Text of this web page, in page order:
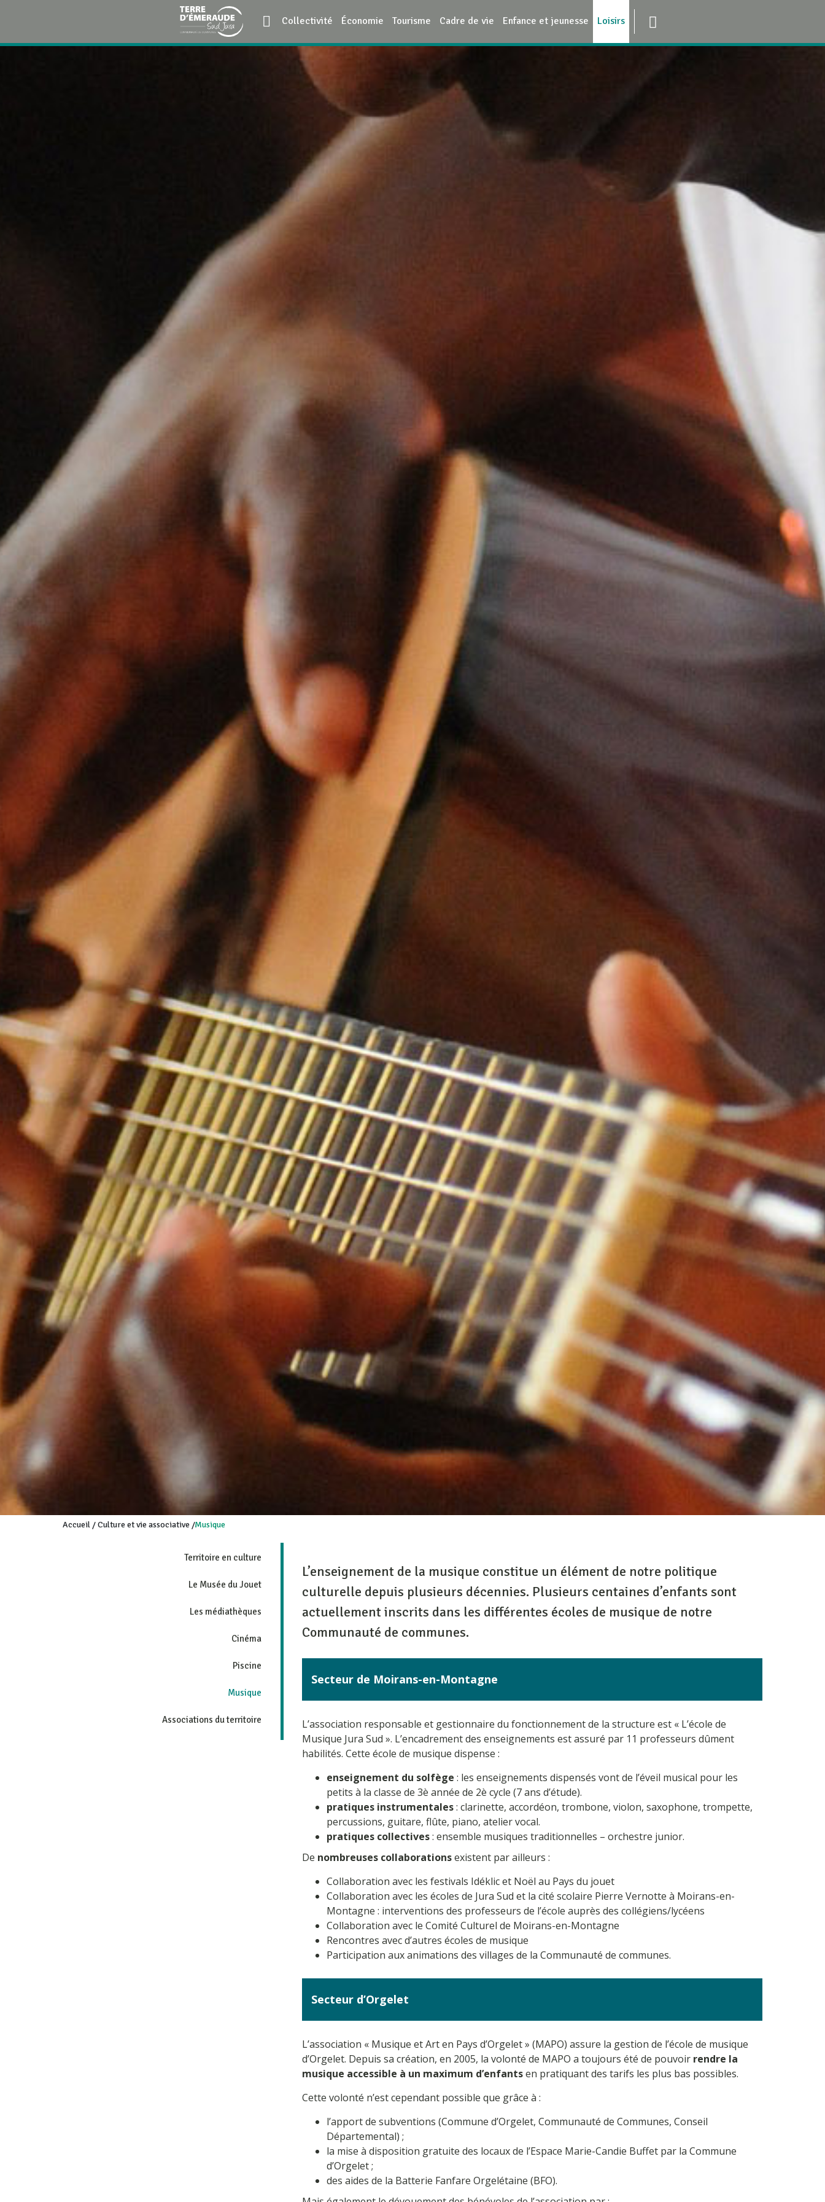
Collectivité Économie Tourisme Cadre de vie Enfance et jeunesse Loisirs
Accueil /Culture et vie associative /Musique
Territoire en culture
Le Musée du Jouet
Les médiathèques
Cinéma
Piscine
Musique
Associations du territoire
L’enseignement de la musique constitue un élément de notre politique
culturelle depuis plusieurs décennies. Plusieurs centaines d’enfants sont
actuellement inscrits dans les différentes écoles de musique de notre
Communauté de communes.
Secteur de Moirans-en-Montagne
L’association responsable et gestionnaire du fonctionnement de la structure est « L’école de
Musique Jura Sud ». L’encadrement des enseignements est assuré par 11 professeurs dûment
habilités. Cette école de musique dispense :
enseignement du solfège : les enseignements dispensés vont de l’éveil musical pour les
petits à la classe de 3è année de 2è cycle (7 ans d’étude).
pratiques instrumentales: clarinette, accordéon, trombone, violon, saxophone, trompette,
percussions, guitare, flûte, piano, atelier vocal.
pratiques collectives: ensemble musiques traditionnelles – orchestre junior.
De nombreuses collaborationsexistent par ailleurs :
Collaboration avec les festivals Idéklic et Noël au Pays du jouet
Collaboration avec les écoles de Jura Sud et la cité scolaire Pierre Vernotte à Moirans-en-
Montagne : interventions des professeurs de l’école auprès des collégiens/lycéens
Collaboration avec le Comité Culturel de Moirans-en-Montagne
Rencontres avec d’autres écoles de musique
Participation aux animations des villages de la Communauté de communes.
Secteur d’Orgelet
L’association « Musique et Art en Pays d’Orgelet » (MAPO) assure la gestion de l’école de musique
d’Orgelet. Depuis sa création, en 2005, la volonté de MAPO a toujours été de pouvoir rendre la
musique accessible à un maximum d’enfantsen pratiquant des tarifs les plus bas possibles.
Cette volonté n’est cependant possible que grâce à :
l’apport de subventions (Commune d’Orgelet, Communauté de Communes, Conseil
Départemental) ;
la mise à disposition gratuite des locaux de l’Espace Marie-Candie Buffet par la Commune
d’Orgelet ;
des aides de la Batterie Fanfare Orgelétaine (BFO).